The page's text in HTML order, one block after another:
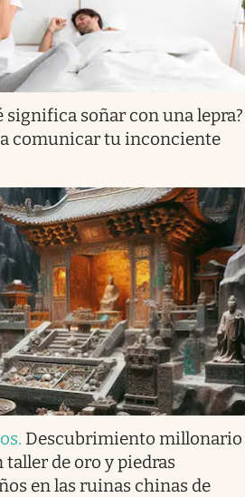
significa soñar con una lepra?
comunicar tu inconciente
. Descubrimiento millonario
de oro y piedras
en las ruinas chinas de